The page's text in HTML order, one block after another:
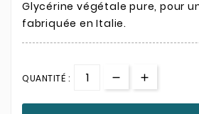
Glycérine végétale pure, pour
fabriquée en Italie.
QUANTITÉ :